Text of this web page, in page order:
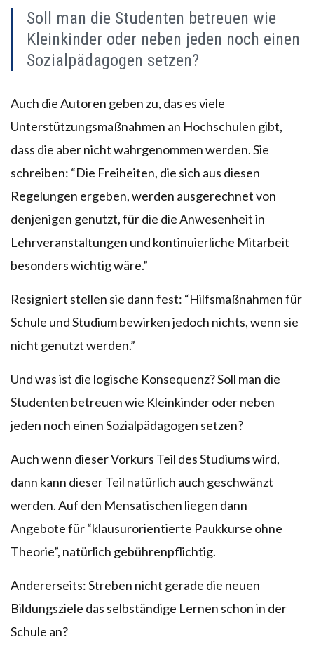
Soll man die Studenten betreuen wie
Kleinkinder oder neben jeden noch einen
Sozialpädagogen setzen?
Auch die Autoren geben zu, das es viele
Unterstützungsmaßnahmen an Hochschulen gibt,
dass die aber nicht wahrgenommen werden. Sie
schreiben: “Die Freiheiten, die sich aus diesen
Regelungen ergeben, werden ausgerechnet von
denjenigen genutzt, für die die Anwesenheit in
Lehrveranstaltungen und kontinuierliche Mitarbeit
besonders wichtig wäre.”
Resigniert stellen sie dann fest: “Hilfsmaßnahmen für
Schule und Studium bewirken jedoch nichts, wenn sie
nicht genutzt werden.”
Und was ist die logische Konsequenz? Soll man die
Studenten betreuen wie Kleinkinder oder neben
jeden noch einen Sozialpädagogen setzen?
Auch wenn dieser Vorkurs Teil des Studiums wird,
dann kann dieser Teil natürlich auch geschwänzt
werden. Auf den Mensatischen liegen dann
Angebote für “klausurorientierte Paukkurse ohne
Theorie”, natürlich gebührenpflichtig.
Andererseits: Streben nicht gerade die neuen
Bildungsziele das selbständige Lernen schon in der
Schule an?